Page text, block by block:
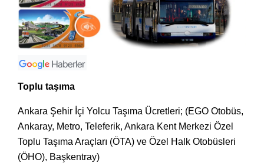
Toplu taşıma
Ankara Şehir İçi Yolcu Taşıma Ücretleri; (EGO Otobüs,
Ankaray, Metro, Teleferik, Ankara Kent Merkezi Özel
Toplu Taşıma Araçları (ÖTA) ve Özel Halk Otobüsleri
(ÖHO), Başkentray)